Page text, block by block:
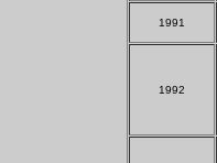
1991
1992